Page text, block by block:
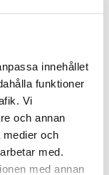
innehållet
funktioner
Vi
och annan
medier och
med.
med annan
I VARUKORGEN